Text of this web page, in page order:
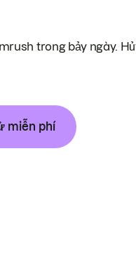
trong bảy ngày.
miễn phí